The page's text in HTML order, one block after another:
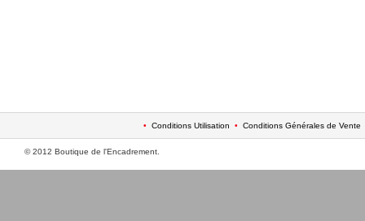
• Conditions Utilisation • Conditions Générales de Vente
© 2012 Boutique de l'Encadrement.